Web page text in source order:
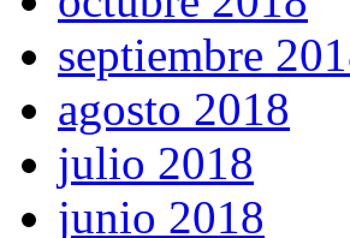
septiembre
agosto 2018
julio 2018
junio 2018